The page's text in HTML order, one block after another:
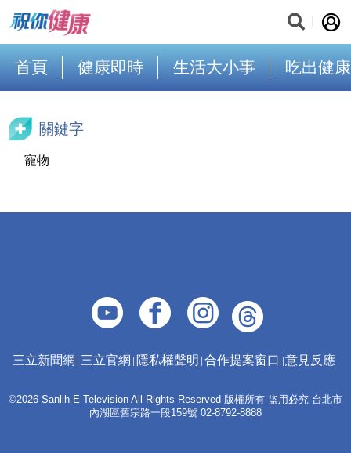
首頁 健康即時 生活大小事 吃出健康
關鍵字
寵物
三立新聞網 三立官網 隱私權聲明 合作提案窗口 意見反應
©2026 Sanlih E-Television All Rights Reserved 版權所有 盜用必究 台北市
內湖區舊宗路一段159號 02-8792-8888